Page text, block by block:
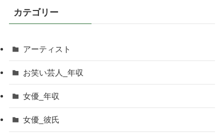
カテゴリー
アーティスト
お笑い芸人_年収
女優_年収
女優_彼氏